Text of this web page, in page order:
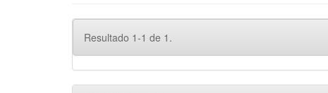
Resultado 1-1 de 1.